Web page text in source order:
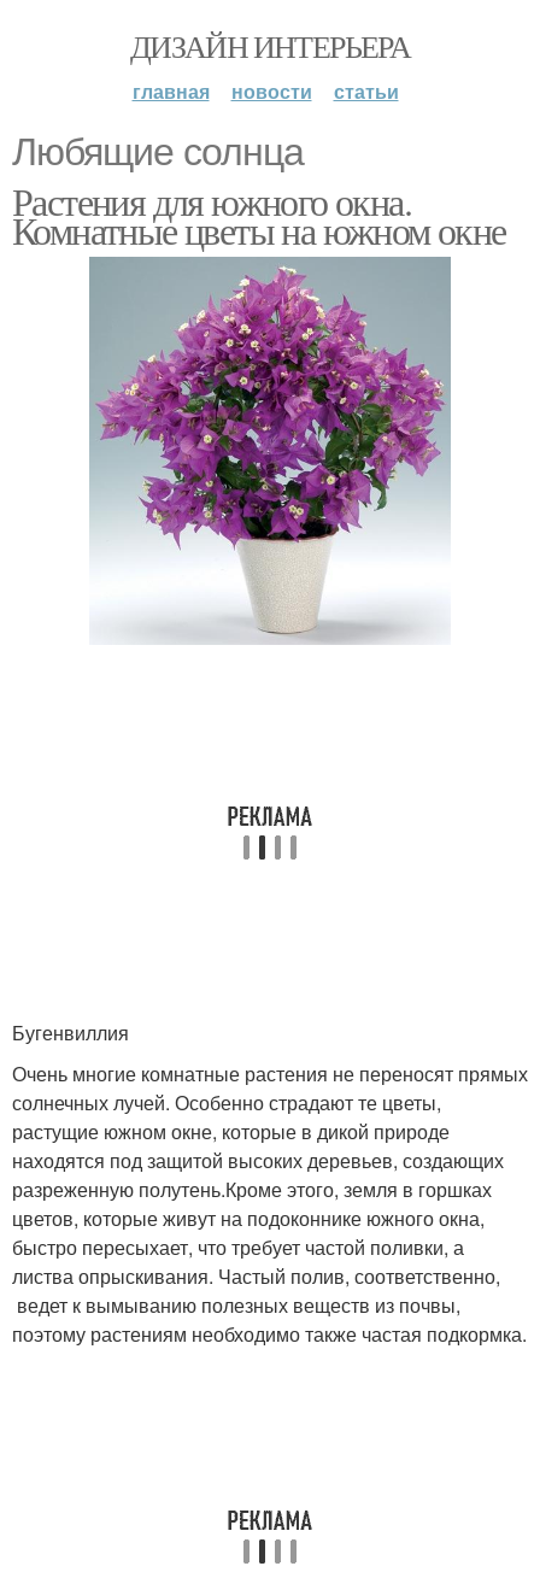
ДИЗАЙН ИНТЕРЬЕРА
главная новости статьи
Любящие солнца
Растения для южного окна.
Комнатные цветы на южном окне
Бугенвиллия
Очень многие комнатные растения не переносят прямых
солнечных лучей. Особенно страдают те цветы,
растущие южном окне, которые в дикой природе
находятся под защитой высоких деревьев, создающих
разреженную полутень.Кроме этого, земля в горшках
цветов, которые живут на подоконнике южного окна,
быстро пересыхает, что требует частой поливки, а
листва опрыскивания. Частый полив, соответственно,
ведет к вымыванию полезных веществ из почвы,
поэтому растениям необходимо также частая подкормка.